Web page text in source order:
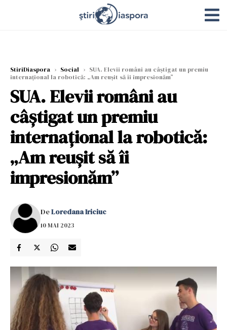
StiriDiaspora › Social › SUA. Elevii români au câștigat un premiu
internațional la robotică: „Am reușit să îi impresionăm”
SUA. Elevii români au
câștigat un premiu
internațional la robotică:
„Am reușit să îi
impresionăm”
DeLoredana Iriciuc
10 MAI 2023